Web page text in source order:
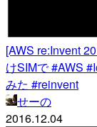
[AWS re:Invent
けSIMで #AWS
みた #reinvent
せーの
2016.12.04